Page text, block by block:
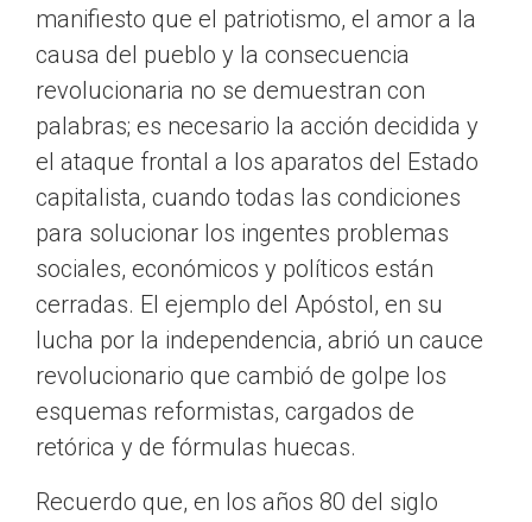
manifiesto que el patriotismo, el amor a la
causa del pueblo y la consecuencia
revolucionaria no se demuestran con
palabras; es necesario la acción decidida y
el ataque frontal a los aparatos del Estado
capitalista, cuando todas las condiciones
para solucionar los ingentes problemas
sociales, económicos y políticos están
cerradas. El ejemplo del Apóstol, en su
lucha por la independencia, abrió un cauce
revolucionario que cambió de golpe los
esquemas reformistas, cargados de
retórica y de fórmulas huecas.
Recuerdo que, en los años 80 del siglo